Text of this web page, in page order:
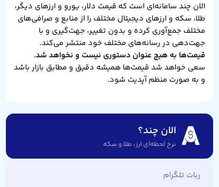
الان چند سامانه‌ای است که قیمت دلار، یورو و ارزهای دیگر،
طلا، سکه و ارزهای دیجیتال مختلف را از منابع و صرافی‌های
مختلف جمع‌آوری کرده و بدون تغییر، جهت‌گیری و با
جهت‌دهی در رسانه‌های مختلف خود منتشر می‌کند.
قیمت‌ها به هیچ عنوان دستوری نیست و نخواهد شد.
سعی خواهد شد قیمت‌ها همیشه دقیق و مطابق بازار باشد
و به صورت منظم آپدیت شود.
الان چند؟
نرخ لحظه‌ای ارز،‌ طلا و سکه
ربات تلگرام